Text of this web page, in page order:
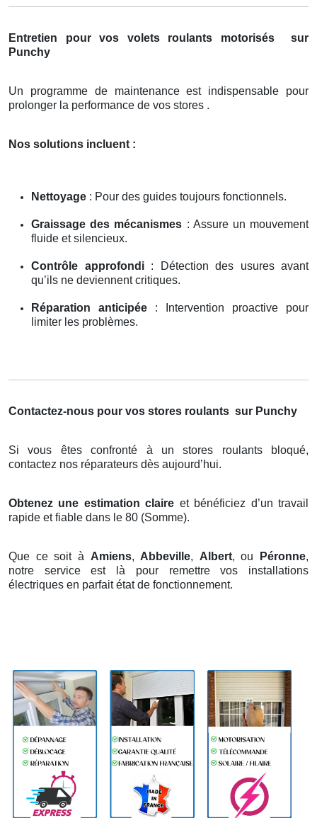
Entretien pour vos volets roulants motorisés
sur
Punchy
Un programme de maintenance est indispensable pour
prolonger la performance de vos stores .
Nos solutions incluent :
Nettoyage : Pour des guides toujours fonctionnels.
Graissage des mécanismes : Assure un mouvement
fluide et silencieux.
Contrôle approfondi: Détection des usures avant
qu’ils ne deviennent critiques.
Réparation anticipée : Intervention proactive pour
limiter les problèmes.
Contactez-nous pour vos stores roulants sur Punchy
Si vous êtes confronté à un stores roulants bloqué,
contactez nos réparateurs dès aujourd’hui.
Obtenez une estimation claire et bénéficiez d’un travail
rapide et fiable dans le 80 (Somme).
Que ce soit à Amiens, Abbeville, Albert, ou Péronne,
notre service est là pour remettre vos installations
électriques en parfait état de fonctionnement.